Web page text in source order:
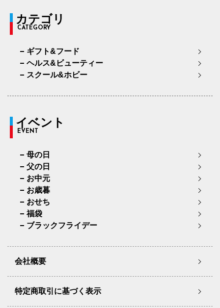
カテゴリ
CATEGORY
ギフト&フード
ヘルス&ビューティー
スクール&ホビー
イベント
EVENT
母の日
父の日
お中元
お歳暮
おせち
福袋
ブラックフライデー
会社概要
特定商取引に基づく表示